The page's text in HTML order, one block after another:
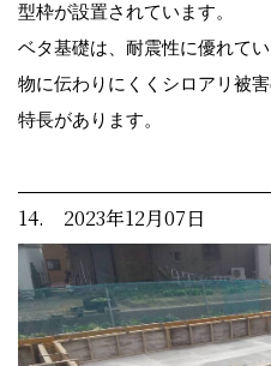
型枠が設置されています。
ベタ基礎は、耐震性に優れて
物に伝わりにくくシロアリ被
特長があります。
14. 2023年12月07日